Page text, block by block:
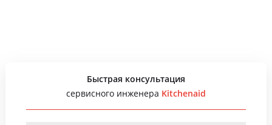
Быстрая консультация
сервисного инженера Kitchenaid